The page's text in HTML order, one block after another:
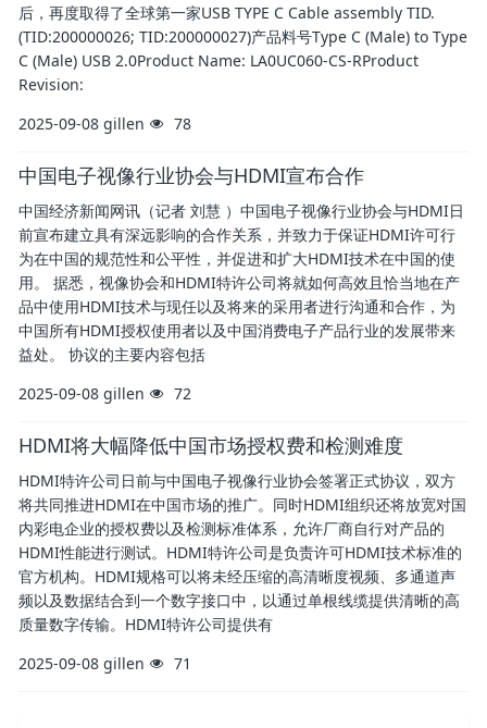
后，再度取得了全球第一家USB TYPE C Cable assembly TID.
(TID:200000026; TID:200000027)产品料号Type C (Male) to Type
C (Male) USB 2.0Product Name: LA0UC060-CS-RProduct
Revision:
2025-09-08 gillen 78
中国电子视像行业协会与HDMI宣布合作
中国经济新闻网讯（记者 刘慧 ）中国电子视像行业协会与HDMI日
前宣布建立具有深远影响的合作关系，并致力于保证HDMI许可行
为在中国的规范性和公平性，并促进和扩大HDMI技术在中国的使
用。 据悉，视像协会和HDMI特许公司将就如何高效且恰当地在产
品中使用HDMI技术与现任以及将来的采用者进行沟通和合作，为
中国所有HDMI授权使用者以及中国消费电子产品行业的发展带来
益处。 协议的主要内容包括
2025-09-08 gillen 72
HDMI将大幅降低中国市场授权费和检测难度
HDMI特许公司日前与中国电子视像行业协会签署正式协议，双方
将共同推进HDMI在中国市场的推广。同时HDMI组织还将放宽对国
内彩电企业的授权费以及检测标准体系，允许厂商自行对产品的
HDMI性能进行测试。HDMI特许公司是负责许可HDMI技术标准的
官方机构。HDMI规格可以将未经压缩的高清晰度视频、多通道声
频以及数据结合到一个数字接口中，以通过单根线缆提供清晰的高
质量数字传输。HDMI特许公司提供有
2025-09-08 gillen 71